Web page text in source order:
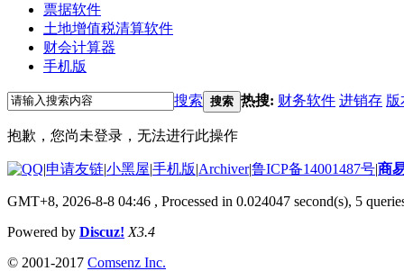
票据软件
土地增值税清算软件
财会计算器
手机版
搜索 搜索 热搜: 财务软件 进销存 版
抱歉，您尚未登录，无法进行此操作
|申请友链|小黑屋|手机版|Archiver|鲁ICP备14001487号|商
GMT+8, 2026-8-8 04:46 , Processed in 0.024047 second(s), 5
Powered by Discuz! X3.4
© 2001-2017 Comsenz Inc.